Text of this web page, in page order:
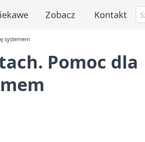
Zobacz Kontakt
systemem
Pomoc dla